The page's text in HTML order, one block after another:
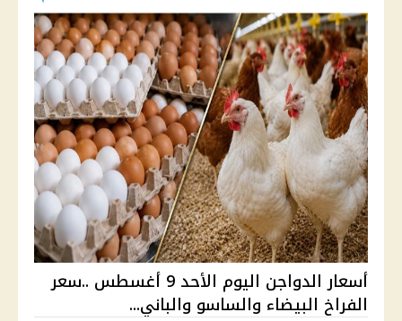
أسعار الدواجن اليوم الأحد 9 أغسطس ..سعر
الفراخ البيضاء والساسو والباني...